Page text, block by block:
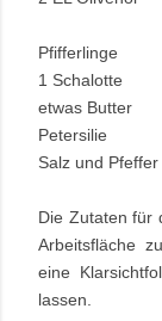
Pfifferlinge
1 Schalotte
etwas Butter
Petersilie
Salz und Pfeffer
Die Zutaten für
Arbeitsfläche
eine
lassen.